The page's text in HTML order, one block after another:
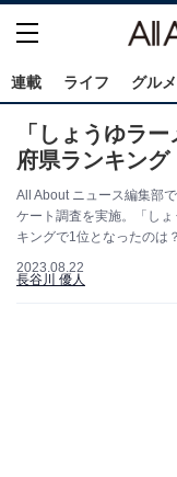
連載 ライフ グルメ
「しょうゆラ
府県ランキング
All About ニュース編集部
ケート調査を実施。「し
キングで1位となったのは？
2023.08.22
長谷川 優人